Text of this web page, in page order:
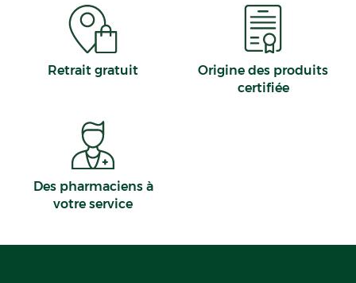
Retrait gratuit
Origine des produits
certifiée
Des pharmaciens à
votre service